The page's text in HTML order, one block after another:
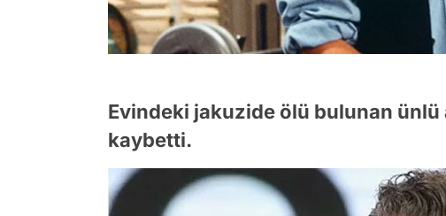
Evindeki jakuzide ölü bulunan ünlü
kaybetti.